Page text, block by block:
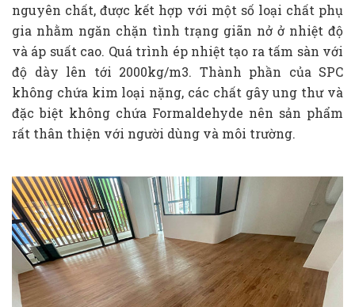
nguyên chất, được kết hợp với một số loại chất phụ
gia nhằm ngăn chặn tình trạng giãn nở ở nhiệt độ
và áp suất cao. Quá trình ép nhiệt tạo ra tấm sàn với
độ dày lên tới 2000kg/m3. Thành phần của SPC
không chứa kim loại nặng, các chất gây ung thư và
đặc biệt không chứa Formaldehyde nên sản phẩm
rất thân thiện với người dùng và môi trường.